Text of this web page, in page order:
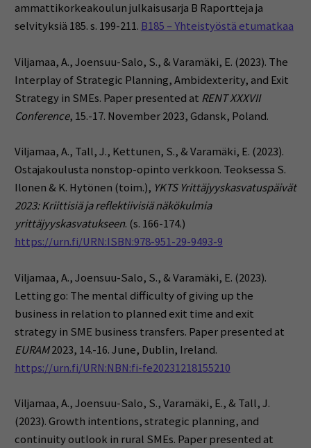
ammattikorkeakoulun julkaisusarja B Raportteja ja
selvityksiä 185. s. 199-211. B185 – Yhteistyöstä etumatkaa
Viljamaa, A., Joensuu-Salo, S., & Varamäki, E. (2023). The
Interplay of Strategic Planning, Ambidexterity, and Exit
Strategy in SMEs. Paper presented at RENT XXXVII
Conference, 15.-17. November 2023, Gdansk, Poland.
Viljamaa, A., Tall, J., Kettunen, S., & Varamäki, E. (2023).
Ostajakoulusta nonstop-opinto verkkoon. Teoksessa S.
Ilonen & K. Hytönen (toim.), YKTS Yrittäjyyskasvatuspäivät
2023: Kriittisiä ja reflektiivisiä näkökulmia
yrittäjyyskasvatukseen. (s. 166-174.)
https://urn.fi/URN:ISBN:978-951-29-9493-9
Viljamaa, A., Joensuu-Salo, S., & Varamäki, E. (2023).
Letting go: The mental difficulty of giving up the
business in relation to planned exit time and exit
strategy in SME business transfers. Paper presented at
EURAM2023, 14.-16. June, Dublin, Ireland.
https://urn.fi/URN:NBN:fi-fe20231218155210
Viljamaa, A., Joensuu-Salo, S., Varamäki, E., & Tall, J.
(2023).Growth intentions, strategic planning, and
continuity outlook in rural SMEs. Paper presented at